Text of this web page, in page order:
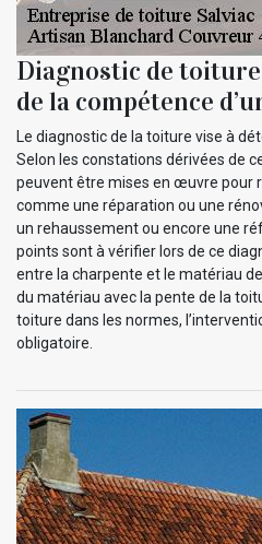
Diagnostic de
de la compétence
Le diagnostic de la toiture vise à
Selon les constations dérivées de
peuvent être mises en œuvre pour
comme une réparation ou une
un rehaussement ou encore une
points sont à vérifier lors de ce
entre la charpente et le matériau
du matériau avec la pente de la
toiture dans les normes,
obligatoire.